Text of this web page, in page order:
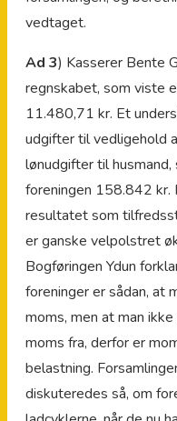
vedtaget.
Ad 3) Kasserer Bente
regnskabet, som viste
11.480,71 kr. Et
udgifter til vedligehold
lønudgifter til
foreningen 158.842 kr.
resultatet som
er ganske velpolstret
Bogføringen Ydun
foreninger er sådan, at
moms, men at man
moms fra, derfor er
belastning.
diskuteredes så, om